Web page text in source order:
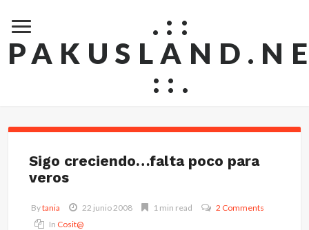
.::
::.
Sigo creciendo…falta poco para
veros
Bytania 22 junio 2008 1 min read
2 Comments
In Cosit@